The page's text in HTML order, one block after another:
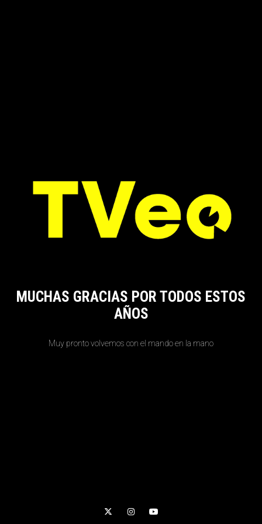
MUCHAS GRACIAS POR TODOS ESTOS
AÑOS
Muy pronto volvemos con el mando en la mano